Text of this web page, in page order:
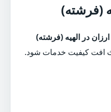
(فرشته)
در الهیه (فرشته)
افت کیفیت خدمات شود.